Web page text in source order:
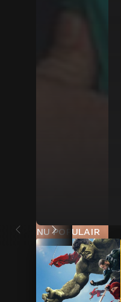
NU POPULAIR